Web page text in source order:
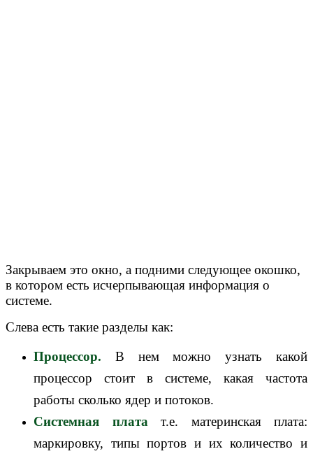
Закрываем это окно, а подними следующее окошко,
в котором есть исчерпывающая информация о
системе.
Слева есть такие разделы как:
Процессор. В нем можно узнать какой
процессор стоит в системе, какая частота
работы сколько ядер и потоков.
Системная плата т.е. материнская плата:
маркировку, типы портов и их количество и